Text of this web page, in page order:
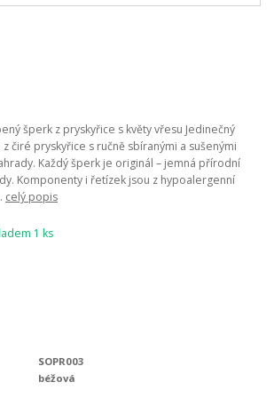
šperk z pryskyřice s květy vřesu Jedinečný
čiré pryskyřice s ručně sbíranými a sušenými
Každý šperk je originál – jemná přírodní
Komponenty i řetízek jsou z hypoalergenní
celý popis
1 ks
SOPR003
béžová